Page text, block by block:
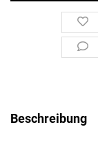
Beschreibung